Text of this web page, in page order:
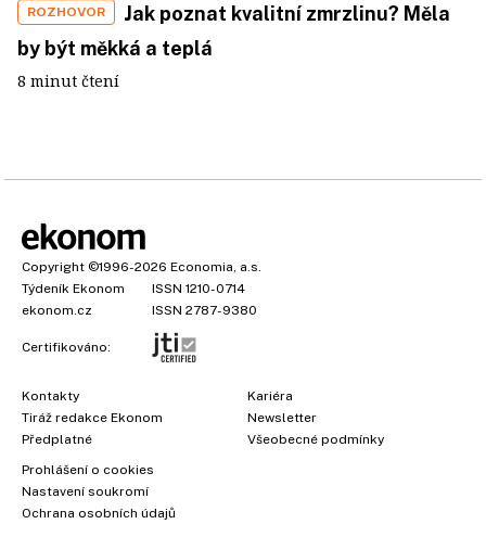
ROZHOVOR
Jak poznat kvalitní zmrzlinu? Měla
by být měkká a teplá
8 minut čtení
Copyright ©1996-2026 Economia, a.s.
Týdeník Ekonom
ISSN 1210-0714
ekonom.cz
ISSN 2787-9380
Certifikováno:
Kontakty
Tiráž redakce Ekonom
Předplatné
Kariéra
Newsletter
Všeobecné podmínky
Prohlášení o cookies
Nastavení soukromí
Ochrana osobních údajů